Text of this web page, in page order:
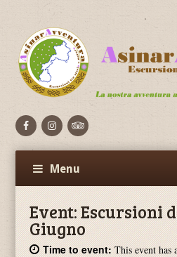
FacebookFlickr
Menu
Event:Escursioni
Giugno
Time to event:This event has